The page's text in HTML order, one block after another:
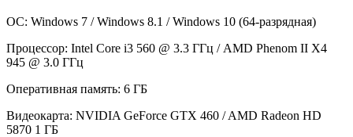
ОС: Windows 7 / Windows 8.1 / Windows 10 (64-разрядная)
Процессор: Intel Core i3 560 @ 3.3 ГГц / AMD Phenom II X4
945 @ 3.0 ГГц
Оперативная память: 6 ГБ
Видеокарта: NVIDIA GeForce GTX 460 / AMD Radeon HD
5870 1 ГБ